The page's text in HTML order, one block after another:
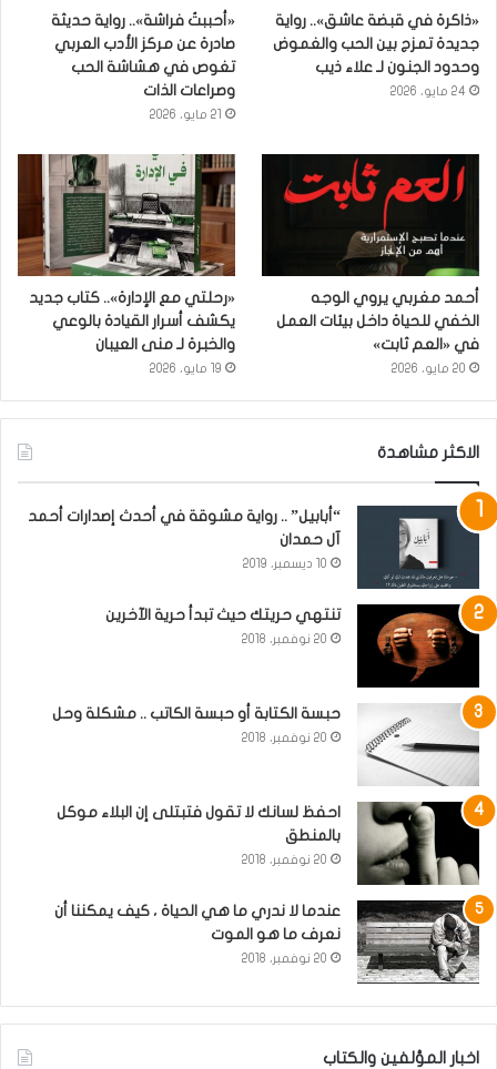
«ذاكرة في قبضة عاشق».. رواية
جديدة تمزج بين الحب والغموض
وحدود الجنون لـ علاء ذيب
24 مايو، 2026
«أحببتُ فراشة».. رواية حديثة
صادرة عن مركز الأدب العربي
تغوص في هشاشة الحب
وصراعات الذات
21 مايو، 2026
أحمد مغربي يروي الوجه
الخفي للحياة داخل بيئات العمل
في «العم ثابت»
20 مايو، 2026
«رحلتي مع الإدارة».. كتاب جديد
يكشف أسرار القيادة بالوعي
والخبرة لـ منى العيبان
19 مايو، 2026
الاكثر مشاهدة
“أبابيل” .. رواية مشوقة في أحدث إصدارات أحمد
آل حمدان
10 ديسمبر، 2019
تنتهي حريتك حيث تبدأ حرية الآخرين
20 نوفمبر، 2018
حبسة الكتابة أو حبسة الكاتب .. مشكلة وحل
20 نوفمبر، 2018
احفظ لسانك لا تقول فتبتلى إن البلاء موكل
بالمنطق
20 نوفمبر، 2018
عندما لا ندري ما هي الحياة ، كيف يمكننا أن
نعرف ما هو الموت
20 نوفمبر، 2018
اخبار المؤلفين والكتاب